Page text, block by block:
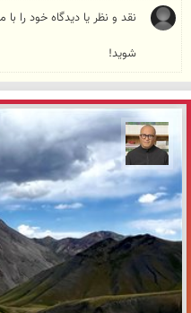
مازیار ذاکری